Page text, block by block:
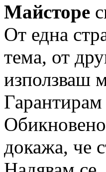
Майсторе
От една
тема, от
използваш
докажа, че